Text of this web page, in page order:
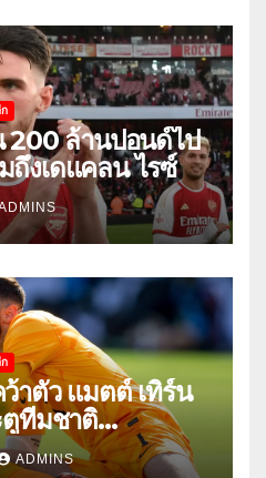
200 ล้านปอนด์ไป
ถึงเดแคลน ไรซ์
าตัว แมตต์ เทิร์น
ตูทีมชาติ
ADMINS